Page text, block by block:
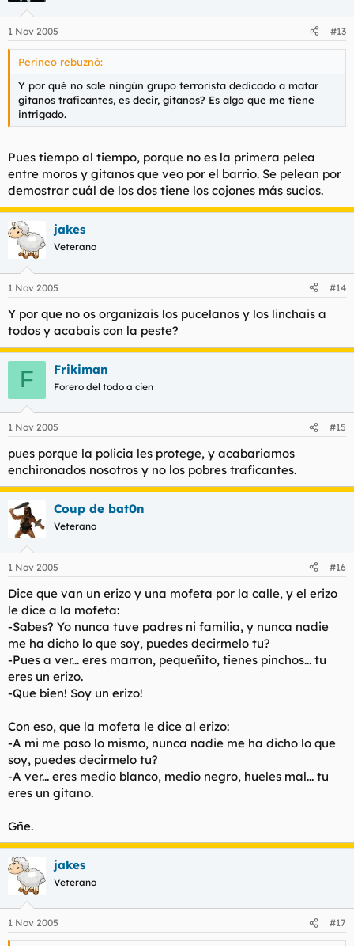
1 Nov 2005 #13
Perineo rebuznó:
Y por qué no sale ningún grupo terrorista dedicado a matar
gitanos traficantes, es decir, gitanos? Es algo que me tiene
intrigado.
Pues tiempo al tiempo, porque no es la primera pelea
entre moros y gitanos que veo por el barrio. Se pelean por
demostrar cuál de los dos tiene los cojones más sucios.
jakes
Veterano
1 Nov 2005 #14
Y por que no os organizais los pucelanos y los linchais a
todos y acabais con la peste?
F Frikiman
Forero del todo a cien
1 Nov 2005 #15
pues porque la policia les protege, y acabariamos
enchironados nosotros y no los pobres traficantes.
Coup de bat0n
Veterano
1 Nov 2005 #16
Dice que van un erizo y una mofeta por la calle, y el erizo
le dice a la mofeta:
-Sabes? Yo nunca tuve padres ni familia, y nunca nadie
me ha dicho lo que soy, puedes decirmelo tu?
-Pues a ver... eres marron, pequeñito, tienes pinchos... tu
eres un erizo.
-Que bien! Soy un erizo!
Con eso, que la mofeta le dice al erizo:
-A mi me paso lo mismo, nunca nadie me ha dicho lo que
soy, puedes decirmelo tu?
-A ver... eres medio blanco, medio negro, hueles mal... tu
eres un gitano.
Gñe.
jakes
Veterano
1 Nov 2005 #17